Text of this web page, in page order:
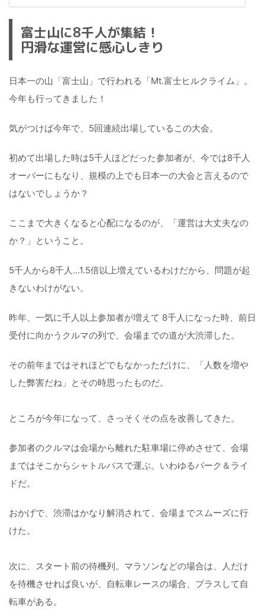
富士山に8千人が集結！
円滑な運営に感心しきり
日本一の山「富士山」で行われる「Mt.富士ヒルクライム」。
今年も行ってきました！
気がつけば今年で、5回連続出場しているこの大会。
初めて出場した時は5千人ほどだった参加者が、今では8千人
オーバーにもなり、規模の上でも日本一の大会と言えるので
はないでしょうか？
ここまで大きくなると心配になるのが、「運営は大丈夫なの
か？」ということ。
5千人から8千人…1.5倍以上増えているわけだから、問題が起
きないわけがない。
昨年、一気に千人以上参加者が増えて 8千人になった時、前日
受付に向かうクルマの列で、会場までの道が大渋滞した。
その前年まではそれほどでもなかっただけに、「人数を増や
した弊害だね」とその時思ったものだ。
ところが今年になって、さっそくその点を改善してきた。
参加者のクルマは会場から離れた駐車場に停めさせて、会場
まではそこからシャトルバスで運ぶ。いわゆるパーク＆ライ
ドだ。
おかげで、渋滞はかなり解消されて、会場までスムーズに行
けた。
次に、スタート前の待機列。マラソンなどの場合は、人だけ
を待機させれば良いが、自転車レースの場合、プラスして自
転車がある。